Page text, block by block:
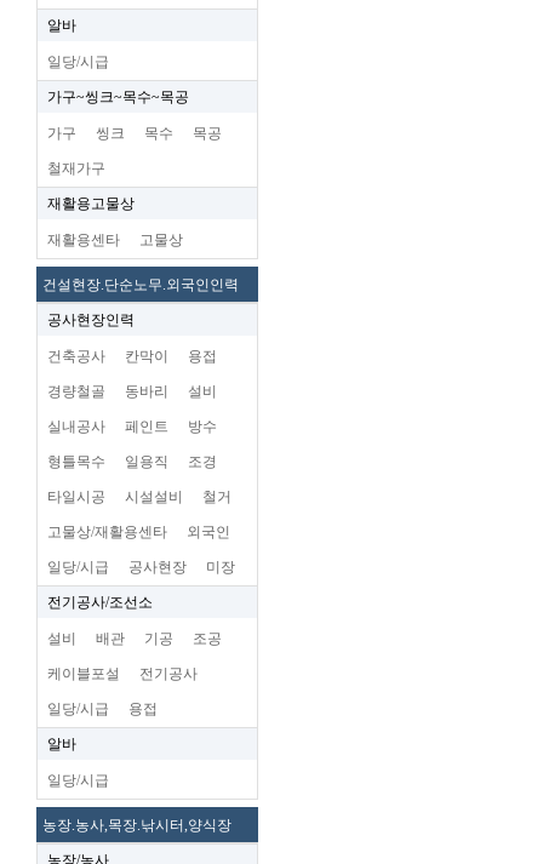
알바
일당/시급
가구~씽크~목수~목공
가구 씽크 목수 목공
철재가구
재활용고물상
재활용센타 고물상
건설현장.단순노무.외국인인력
공사현장인력
건축공사 칸막이 용접
경량철골 동바리 설비
실내공사 페인트 방수
형틀목수 일용직 조경
타일시공 시설설비 철거
고물상/재활용센타 외국인
일당/시급 공사현장 미장
전기공사/조선소
설비 배관 기공 조공
케이블포설 전기공사
일당/시급 용접
알바
일당/시급
농장.농사,목장.낚시터,양식장
농장/농사